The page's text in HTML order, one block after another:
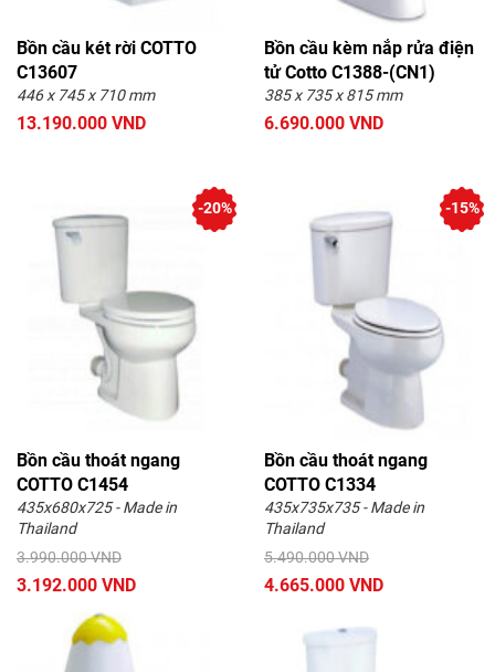
Bồn cầu két rời COTTO
C13607
446 x 745 x 710 mm
13.190.000 VND
Bồn cầu kèm nắp rửa điện
tử Cotto C1388-(CN1)
385 x 735 x 815 mm
6.690.000 VND
Bồn cầu thoát ngang
COTTO C1454
435x680x725 - Made in
Thailand
3.990.000 VND
3.192.000 VND
-20%
Bồn cầu thoát ngang
COTTO C1334
435x735x735 - Made in
Thailand
5.490.000 VND
4.665.000 VND
-15%